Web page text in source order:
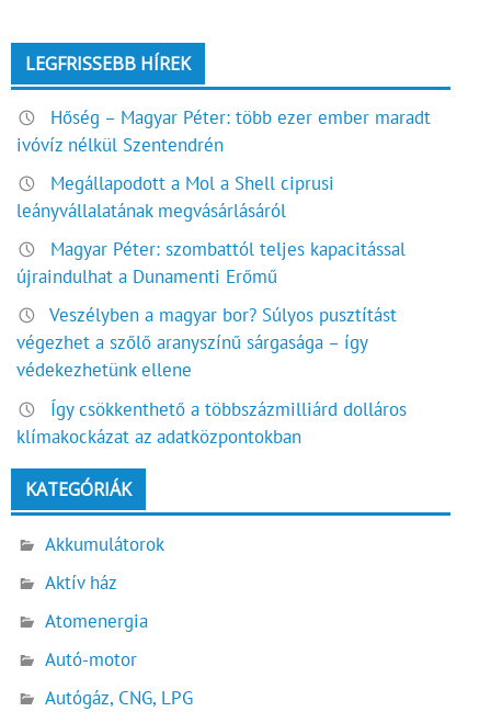
LEGFRISSEBB HÍREK
Hőség – Magyar Péter: több ezer ember maradt
ivóvíz nélkül Szentendrén
Megállapodott a Mol a Shell ciprusi
leányvállalatának megvásárlásáról
Magyar Péter: szombattól teljes kapacitással
újraindulhat a Dunamenti Erőmű
Veszélyben a magyar bor? Súlyos pusztítást
végezhet a szőlő aranyszínű sárgasága – így
védekezhetünk ellene
Így csökkenthető a többszázmilliárd dolláros
klímakockázat az adatközpontokban
KATEGÓRIÁK
Akkumulátorok
Aktív ház
Atomenergia
Autó-motor
Autógáz, CNG, LPG